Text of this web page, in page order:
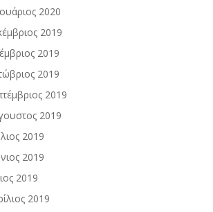
2020
2019
2019
2019
2019
2019
2019
2019
2019
2019